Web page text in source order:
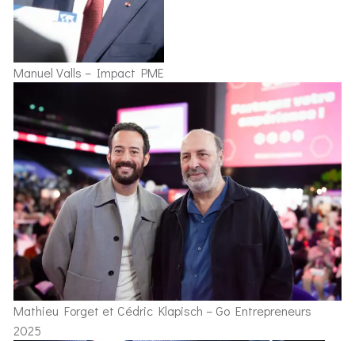
Manuel Valls – Impact PME
Mathieu Forget et Cédric Klapisch – Go Entrepreneurs
2025